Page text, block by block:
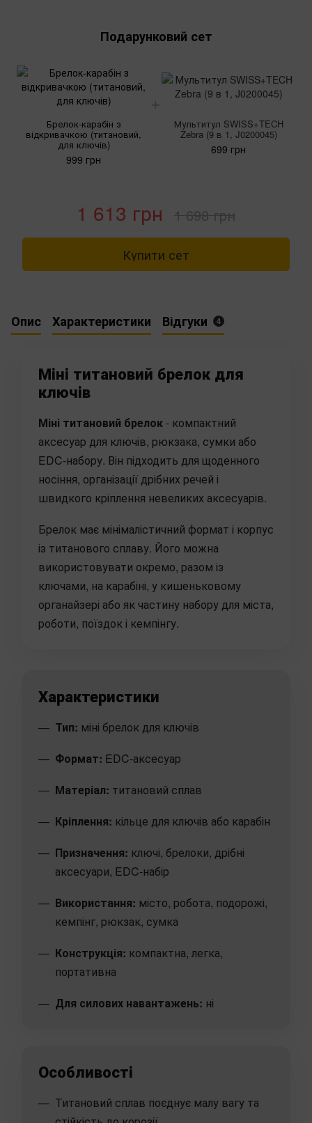
Подарунковий сет
Брелок-карабін з
відкривачкою (титановий,
для ключів)
999 грн
Мультитул SWISS+TECH
Zebra (9 в 1, J0200045)
699 грн
1 613 грн 1 698 грн
Купити сет
Опис Характеристики Відгуки 4
Міні титановий брелок для
ключів
Міні титановий брелок - компактний
аксесуар для ключів, рюкзака, сумки або
EDC-набору. Він підходить для щоденного
носіння, організації дрібних речей і
швидкого кріплення невеликих аксесуарів.
Брелок має мінімалістичний формат і корпус
із титанового сплаву. Його можна
використовувати окремо, разом із
ключами, на карабіні, у кишеньковому
органайзері або як частину набору для міста,
роботи, поїздок і кемпінгу.
Характеристики
Тип: міні брелок для ключів
Формат: EDC-аксесуар
Матеріал: титановий сплав
Кріплення: кільце для ключів або карабін
Призначення: ключі, брелоки, дрібні
аксесуари, EDC-набір
Використання: місто, робота, подорожі,
кемпінг, рюкзак, сумка
Конструкція: компактна, легка,
портативна
Для силових навантажень: ні
Особливості
Титановий сплав поєднує малу вагу та